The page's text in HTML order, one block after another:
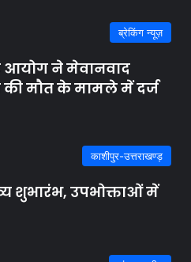
ब्रेकिंग न्यूज़
आयोग ने मेवानवाद
की मौत के मामले में दर्ज
काशीपुर-उत्तराखण्ड़
शुभारंभ, उपभोक्ताओं में